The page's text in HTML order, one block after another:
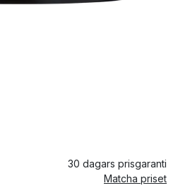
30 dagars prisgaranti
Matcha priset